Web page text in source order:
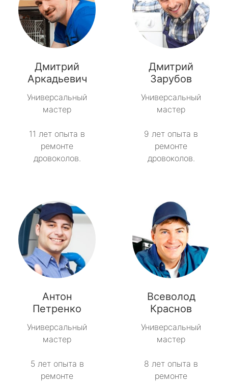
Дмитрий
Аркадьевич
Универсальный
мастер
11 лет опыта в
ремонте
дровоколов.
Дмитрий
Зарубов
Универсальный
мастер
9 лет опыта в
ремонте
дровоколов.
Антон
Петренко
Универсальный
мастер
5 лет опыта в
ремонте
Всеволод
Краснов
Универсальный
мастер
8 лет опыта в
ремонте